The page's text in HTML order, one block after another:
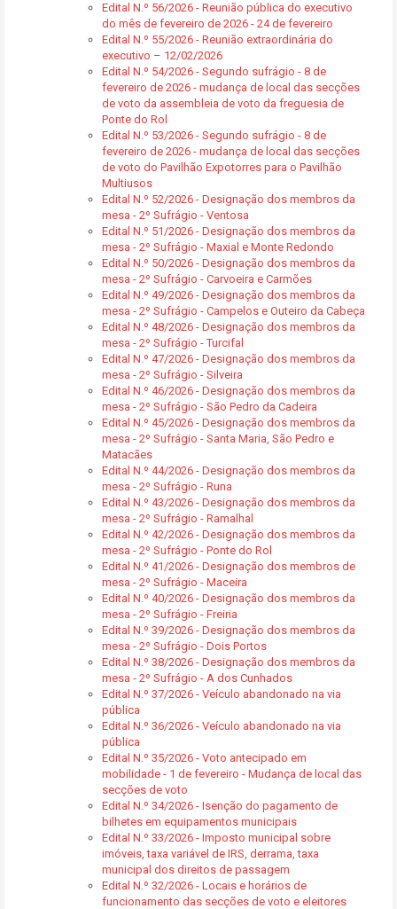
Edital N.º 56/2026 - Reunião pública do executivo
do mês de fevereiro de 2026 - 24 de fevereiro
Edital N.º 55/2026 - Reunião extraordinária do
executivo – 12/02/2026
Edital N.º 54/2026 - Segundo sufrágio - 8 de
fevereiro de 2026 - mudança de local das secções
de voto da assembleia de voto da freguesia de
Ponte do Rol
Edital N.º 53/2026 - Segundo sufrágio - 8 de
fevereiro de 2026 - mudança de local das secções
de voto do Pavilhão Expotorres para o Pavilhão
Multiusos
Edital N.º 52/2026 - Designação dos membros da
mesa - 2º Sufrágio - Ventosa
Edital N.º 51/2026 - Designação dos membros da
mesa - 2º Sufrágio - Maxial e Monte Redondo
Edital N.º 50/2026 - Designação dos membros da
mesa - 2º Sufrágio - Carvoeira e Carmões
Edital N.º 49/2026 - Designação dos membros da
mesa - 2º Sufrágio - Campelos e Outeiro da Cabeça
Edital N.º 48/2026 - Designação dos membros da
mesa - 2º Sufrágio - Turcifal
Edital N.º 47/2026 - Designação dos membros da
mesa - 2º Sufrágio - Silveira
Edital N.º 46/2026 - Designação dos membros da
mesa - 2º Sufrágio - São Pedro da Cadeira
Edital N.º 45/2026 - Designação dos membros da
mesa - 2º Sufrágio - Santa Maria, São Pedro e
Matacães
Edital N.º 44/2026 - Designação dos membros da
mesa - 2º Sufrágio - Runa
Edital N.º 43/2026 - Designação dos membros da
mesa - 2º Sufrágio - Ramalhal
Edital N.º 42/2026 - Designação dos membros da
mesa - 2º Sufrágio - Ponte do Rol
Edital N.º 41/2026 - Designação dos membros de
mesa - 2º Sufrágio - Maceira
Edital N.º 40/2026 - Designação dos membros da
mesa - 2º Sufrágio - Freiria
Edital N.º 39/2026 - Designação dos membros da
mesa - 2º Sufrágio - Dois Portos
Edital N.º 38/2026 - Designação dos membros da
mesa - 2º Sufrágio - A dos Cunhados
Edital N.º 37/2026 - Veículo abandonado na via
pública
Edital N.º 36/2026 - Veículo abandonado na via
pública
Edital N.º 35/2026 - Voto antecipado em
mobilidade - 1 de fevereiro - Mudança de local das
secções de voto
Edital N.º 34/2026 - Isenção do pagamento de
bilhetes em equipamentos municipais
Edital N.º 33/2026 - Imposto municipal sobre
imóveis, taxa variável de IRS, derrama, taxa
municipal dos direitos de passagem
Edital N.º 32/2026 - Locais e horários de
funcionamento das secções de voto e eleitores